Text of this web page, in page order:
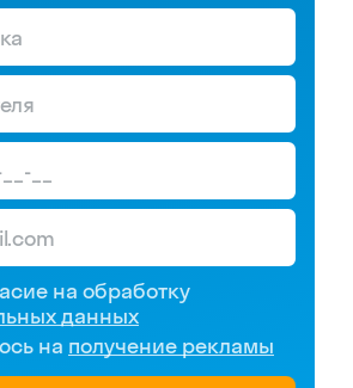
на обработку
данных
на получение рекламы